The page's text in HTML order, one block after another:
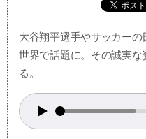
大谷翔平選手やサッカー
世界で話題に。その誠実
る。